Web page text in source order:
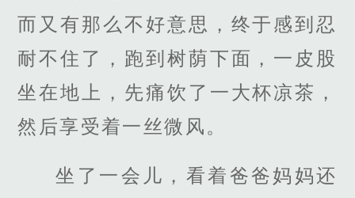
而又有那么不好意思，终于感到忍
耐不住了，跑到树荫下面，一皮股
坐在地上，先痛饮了一大杯凉茶，
然后享受着一丝微风。
坐了一会儿，看着爸爸妈妈还